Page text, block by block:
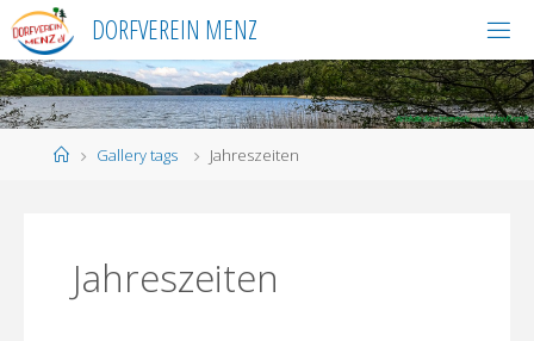
Skip
to
content
DORFVEREIN MENZ
HomeGallery tags Jahreszeiten
Jahreszeiten